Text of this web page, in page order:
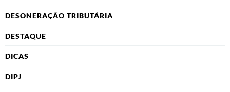
DESONERAÇÃO TRIBUTÁRIA
DESTAQUE
DICAS
DIPJ